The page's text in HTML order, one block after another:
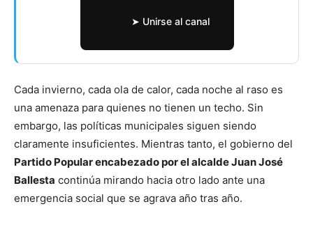
➤ Unirse al canal
Cada invierno, cada ola de calor, cada noche al raso es
una amenaza para quienes no tienen un techo. Sin
embargo, las políticas municipales siguen siendo
claramente insuficientes. Mientras tanto, el gobierno del
Partido Popular encabezado por el alcalde Juan José
Ballesta continúa mirando hacia otro lado ante una
emergencia social que se agrava año tras año.